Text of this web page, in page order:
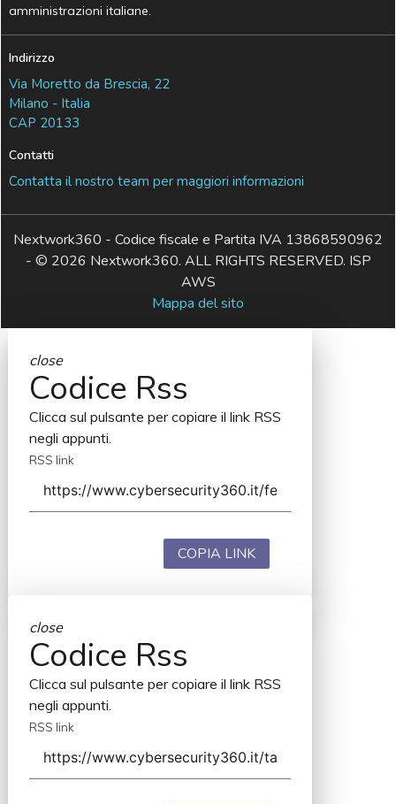
amministrazioni italiane.
Indirizzo
Via Moretto da Brescia, 22
Milano - Italia
CAP 20133
Contatti
Contatta il nostro team per maggiori informazioni
Nextwork360 - Codice fiscale e Partita IVA 13868590962
- © 2026 Nextwork360. ALL RIGHTS RESERVED. ISP
AWS
Mappa del sito
close
Codice Rss
Clicca sul pulsante per copiare il link RSS
negli appunti.
RSS link
COPIA LINK
close
Codice Rss
Clicca sul pulsante per copiare il link RSS
negli appunti.
RSS link